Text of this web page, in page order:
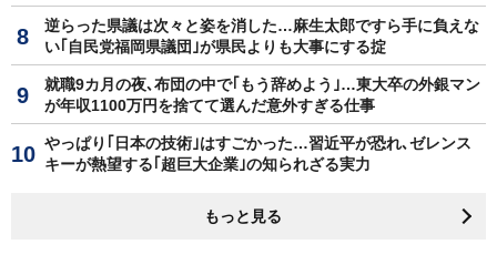
逆らった県議は次々と姿を消した…麻生太郎ですら手に負えな
い｢自民党福岡県議団｣が県民よりも大事にする掟
就職9カ月の夜､布団の中で｢もう辞めよう｣…東大卒の外銀マン
が年収1100万円を捨てて選んだ意外すぎる仕事
やっぱり｢日本の技術｣はすごかった…習近平が恐れ､ゼレンス
キーが熱望する｢超巨大企業｣の知られざる実力
もっと見る